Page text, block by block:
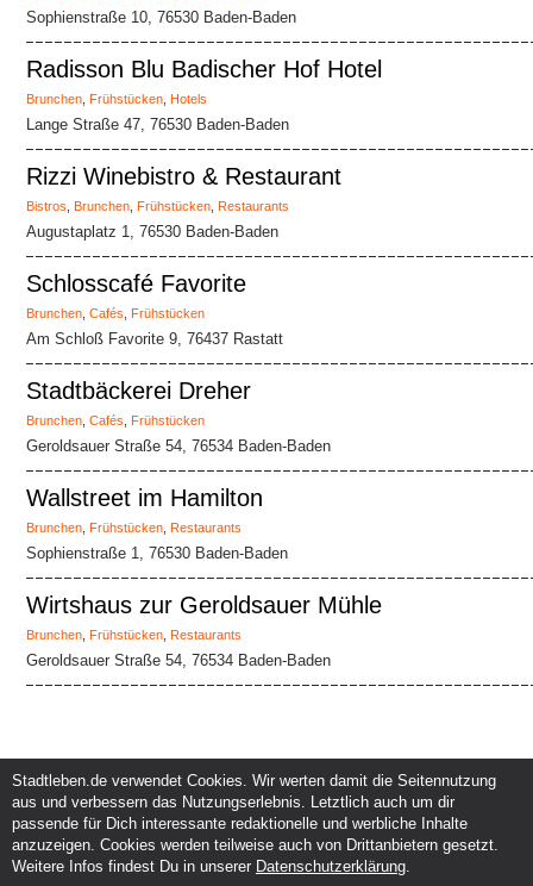
Sophienstraße 10, 76530 Baden-Baden
Radisson Blu Badischer Hof Hotel
Brunchen Frühstücken Hotels
Lange Straße 47, 76530 Baden-Baden
Rizzi Winebistro & Restaurant
Bistros Brunchen Frühstücken Restaurants
Augustaplatz 1, 76530 Baden-Baden
Schlosscafé Favorite
Brunchen Cafés Frühstücken
Am Schloß Favorite 9, 76437 Rastatt
Stadtbäckerei Dreher
Brunchen Cafés Frühstücken
Geroldsauer Straße 54, 76534 Baden-Baden
Wallstreet im Hamilton
Brunchen Frühstücken Restaurants
Sophienstraße 1, 76530 Baden-Baden
Wirtshaus zur Geroldsauer Mühle
Brunchen Frühstücken Restaurants
Geroldsauer Straße 54, 76534 Baden-Baden
Service und Support
Kontakt
Hilfe
Instagram
Kunden und Partner
Events eintragen
Werbung & Promotion
Eventplanung & Ausrichtung
Stadtleben.de verwendet Cookies. Wir werten damit die Seitennutzung
aus und verbessern das Nutzungserlebnis. Letztlich auch um dir
passende für Dich interessante redaktionelle und werbliche Inhalte
anzuzeigen. Cookies werden teilweise auch von Drittanbietern gesetzt.
Weitere Infos findest Du in unserer Datenschutzerklärung.